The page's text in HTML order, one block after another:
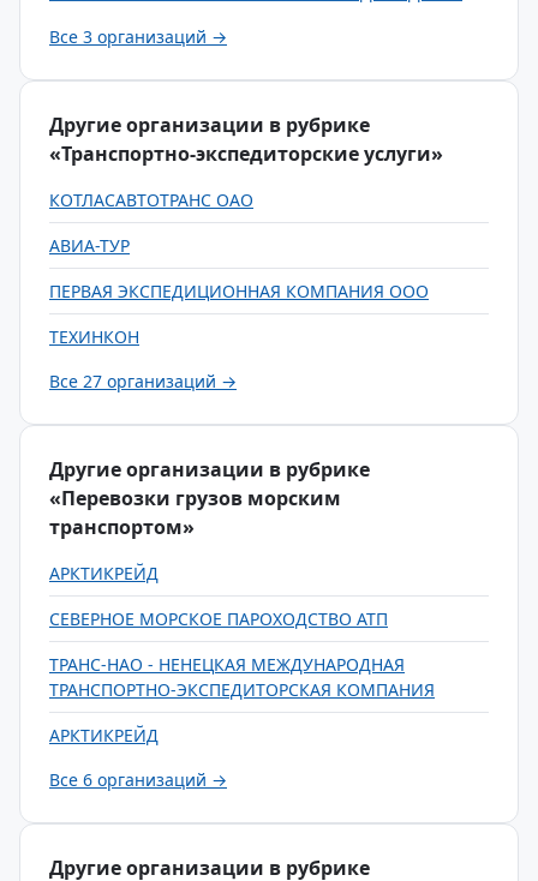
Все 3 организаций →
Другие организации в рубрике
«Транспортно-экспедиторские услуги»
КОТЛАСАВТОТРАНС ОАО
АВИА-ТУР
ПЕРВАЯ ЭКСПЕДИЦИОННАЯ КОМПАНИЯ ООО
ТЕХИНКОН
Все 27 организаций →
Другие организации в рубрике
«Перевозки грузов морским
транспортом»
АРКТИКРЕЙД
СЕВЕРНОЕ МОРСКОЕ ПАРОХОДСТВО АТП
ТРАНС-НАО - НЕНЕЦКАЯ МЕЖДУНАРОДНАЯ
ТРАНСПОРТНО-ЭКСПЕДИТОРСКАЯ КОМПАНИЯ
АРКТИКРЕЙД
Все 6 организаций →
Другие организации в рубрике